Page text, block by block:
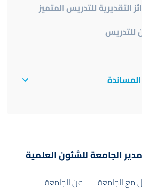
التقديرية للتدريس المتميز
للتدريس
المساندة
الجامعة للشئون العلمية
مع الجامعة عن الجامعة